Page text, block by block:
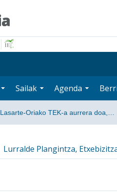
Sailak Agenda
Lasarte-Oriako TEK-a aurrera doa,…
Lurralde Plangintza,